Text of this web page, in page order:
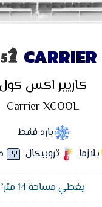
CARRIER
كاريير اكس كول
Carrier XCOOL
بارد فقط
بلازما
تروبيكال
يغطي مساحة 14 متر²